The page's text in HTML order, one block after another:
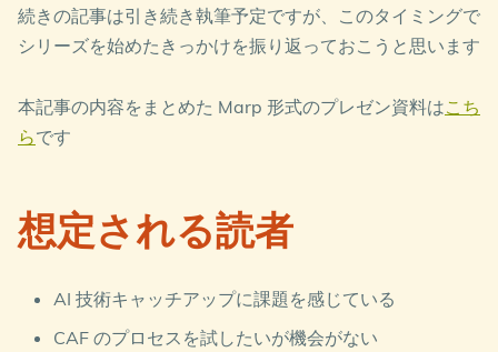
続きの記事は引き続き執筆予定ですが、このタイミングで
シリーズを始めたきっかけを振り返っておこうと思います
本記事の内容をまとめた Marp 形式のプレゼン資料はこち
らです
想定される読者
AI 技術キャッチアップに課題を感じている
CAF のプロセスを試したいが機会がない